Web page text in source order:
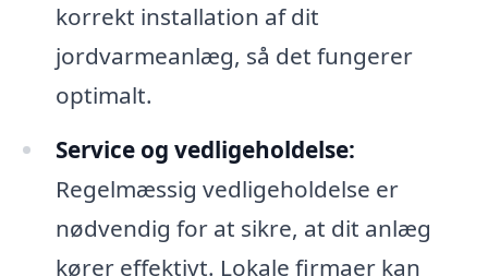
korrekt installation af dit
jordvarmeanlæg, så det fungerer
optimalt.
Service og vedligeholdelse:
Regelmæssig vedligeholdelse er
nødvendig for at sikre, at dit anlæg
kører effektivt. Lokale firmaer kan